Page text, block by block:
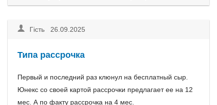
Гість 26.09.2025
Типа рассрочка
Первый и последний раз клюнул на бесплатный сыр.
Юнекс со своей картой рассрочки предлагает ее на 12
мес. А по факту рассрочка на 4 мес.